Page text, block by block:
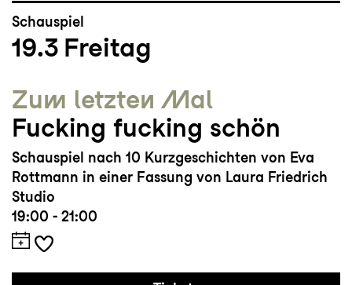
Schauspiel
19.3 Freitag
Zum letzten Mal
Fucking fucking schön
Schauspiel nach 10 Kurzgeschichten von Eva
Rottmann in einer Fassung von Laura Friedrich
Studio
19:00 - 21:00